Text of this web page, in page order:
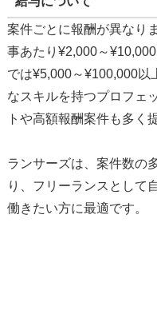
案件ごとに報酬が異なり
事あたり¥2,000～
では¥5,000～¥100,000以
なスキルを持つプロフェ
トや高額報酬案件も多く
ランサーズは、案件数の
り、フリーランスとして
働きたい方に最適です。